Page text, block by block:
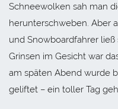
Schneewolken sah man
herunterschweben. Aber
und Snowboardfahrer
Grinsen im Gesicht war
am späten Abend wurde
geliftet – ein toller Tag